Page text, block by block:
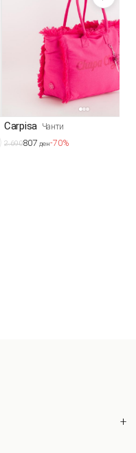
Carpisa Чанти
2.690807 ден-70%